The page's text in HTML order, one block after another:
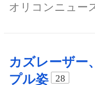
オリコンニュー
カズレーザー
プル姿
28